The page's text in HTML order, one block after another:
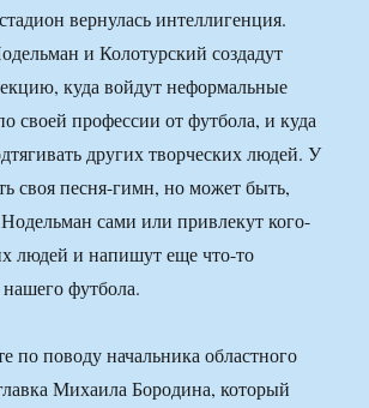
вернулась интеллигенция.
и Колотурский создадут
куда войдут неформальные
своей профессии от футбола, и куда
других творческих людей. У
своя песня-гимн, но может быть,
сами или привлекут кого-
людей и напишут еще что-то
футбола.
по поводу начальника областного
Михаила Бородина, который